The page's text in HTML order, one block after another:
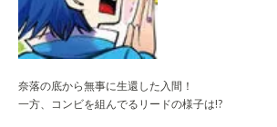
奈落の底から無事に生還した入間！
一方、コンビを組んでるリードの様子は!?